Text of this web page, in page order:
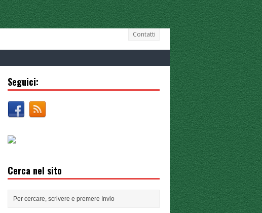
Contatti
Seguici:
Cerca nel sito